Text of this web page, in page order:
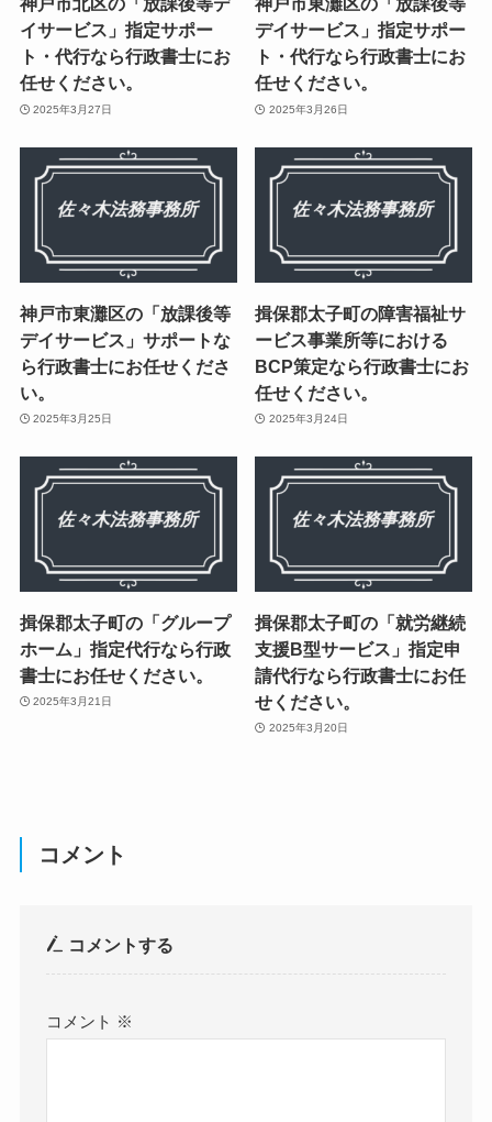
イサービス」指定サポー
ト・代行なら行政書士にお
任せください。
2025年3月27日
デイサービス」指定サポー
ト・代行なら行政書士にお
任せください。
2025年3月26日
神戸市東灘区の「放課後等
デイサービス」サポートな
ら行政書士にお任せくださ
い。
2025年3月25日
揖保郡太子町の障害福祉サ
ービス事業所等における
BCP策定なら行政書士にお
任せください。
2025年3月24日
揖保郡太子町の「グループ
ホーム」指定代行なら行政
書士にお任せください。
2025年3月21日
揖保郡太子町の「就労継続
支援B型サービス」指定申
請代行なら行政書士にお任
せください。
2025年3月20日
コメント
コメントする
コメント ※